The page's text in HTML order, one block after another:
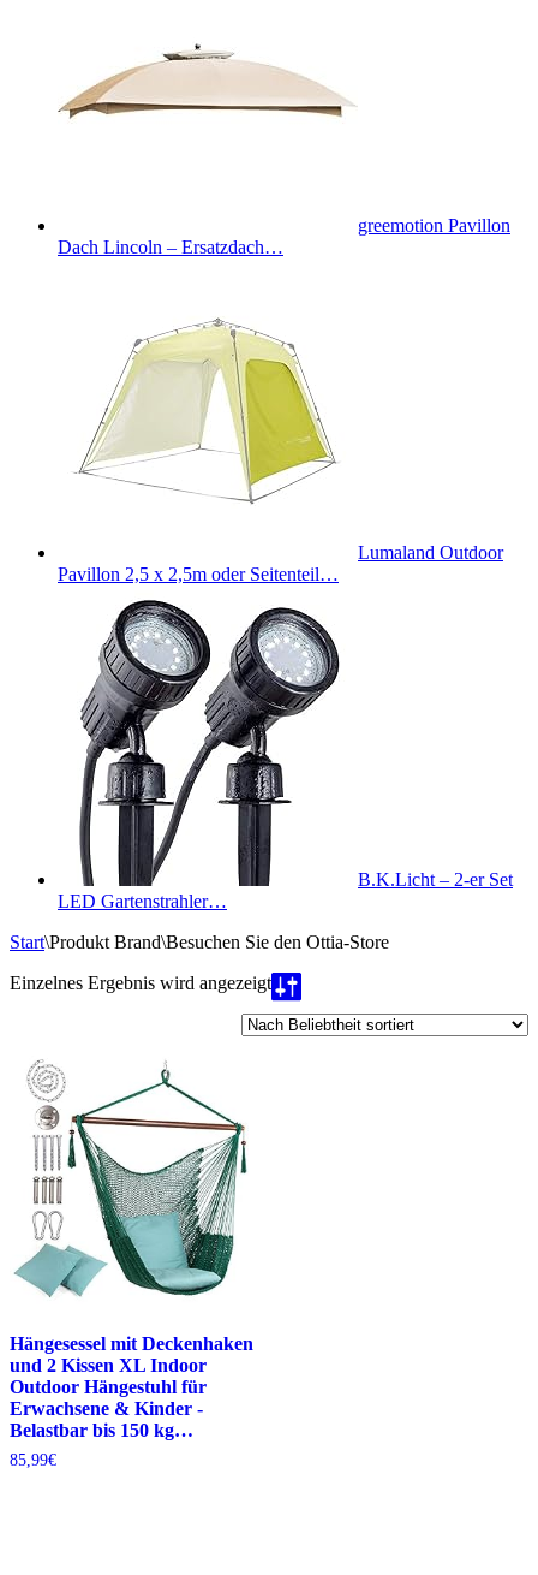
greemotion Pavillon
Dach Lincoln – Ersatzdach…
Lumaland Outdoor
Pavillon 2,5 x 2,5m oder Seitenteil…
B.K.Licht – 2-er Set
LED Gartenstrahler…
Start\Produkt Brand\Besuchen Sie den Ottia-Store
Einzelnes Ergebnis wird angezeigt
Hängesessel mit Deckenhaken
und 2 Kissen XL Indoor
Outdoor Hängestuhl für
Erwachsene & Kinder -
Belastbar bis 150 kg…
85,99€